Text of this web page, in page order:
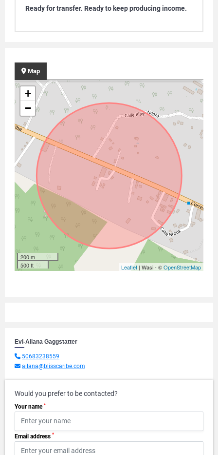
Ready for transfer. Ready to keep producing income.
Map
+
−
200 m
500 ft
Leaflet | Wasi - ©OpenStreetMap
Evi-Ailana Gaggstatter
50683238559
ailana@blisscaribe.com
Would you prefer to be contacted?
Your name *
Email address *